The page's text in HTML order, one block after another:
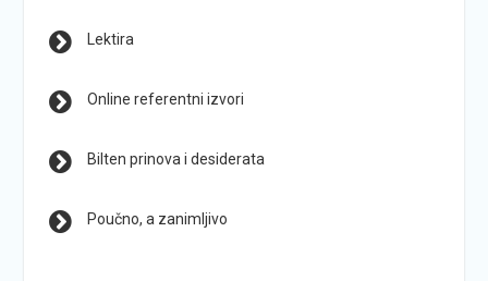
Lektira
Online referentni izvori
Bilten prinova i desiderata
Poučno, a zanimljivo